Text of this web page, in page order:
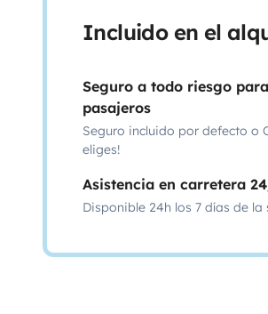
Incluido en el
Seguro a todo riesgo
pasajeros
Seguro incluido por defecto o
eliges!
Asistencia en carretera
Disponible 24h los 7 días de la